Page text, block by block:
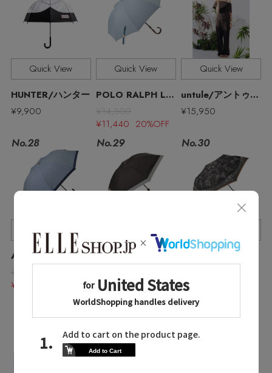
Quick View
HUNTER/ハンター
¥9,900
Quick View
POLO RALPH LAUREN（レイングッズ・雨傘・日傘）/ポロ ラルフ ローレン（レイングッズ・アマガサ・ヒガサ）
¥14,300
¥11,440 20%OFF
Quick View
untule/アントゥーレ
¥15,950
No.28
Quick View
Athena New York/アシーナ ニューヨーク
¥20,680
¥14,476 30%OFF
No.29
¥13,090 30%OFF
No.30
manipuri/マニプリ
¥12,320 30%OFF
LATEST TOPICS